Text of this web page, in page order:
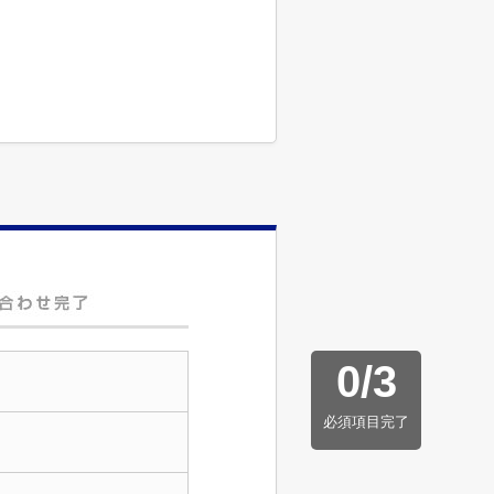
0/3
必須項目完了